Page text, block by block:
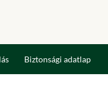
Biztonsági adatlap